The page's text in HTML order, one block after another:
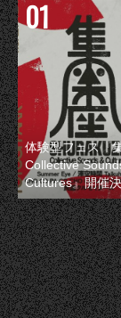
体験型フェス『
Collective
Cultures』開催